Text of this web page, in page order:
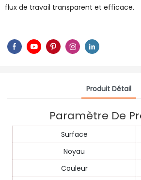
flux de travail transparent et efficace.
Produit Détail
Paramètre De
Surface
Noyau
Couleur